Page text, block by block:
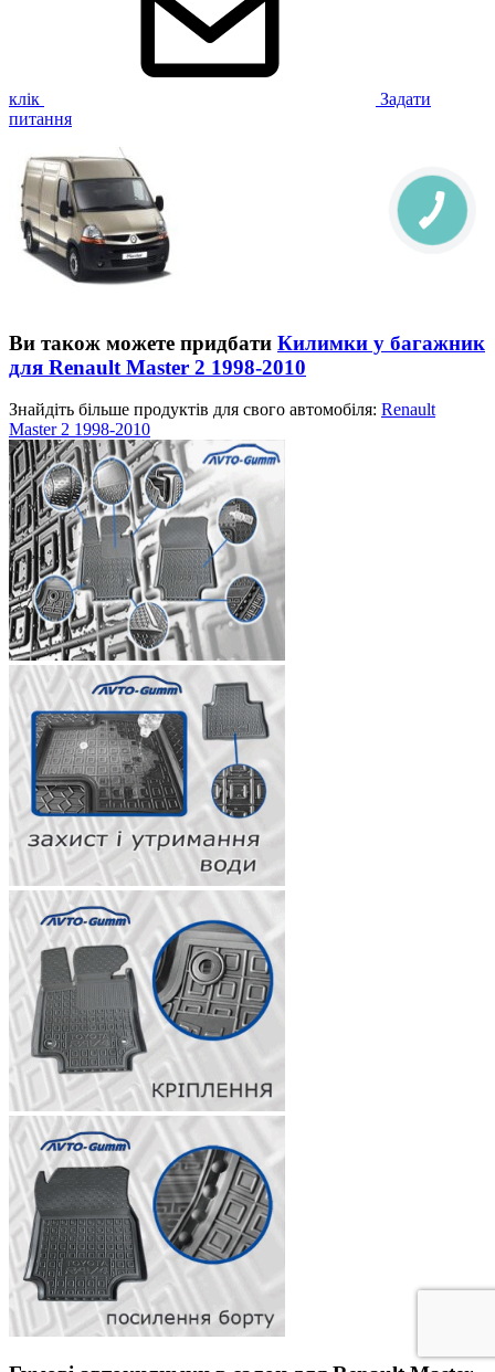
клік
Задати
питання
Ви також можете придбати Килимки у багажник
для Renault Master 2 1998-2010
Знайдіть більше продуктів для свого автомобіля: Renault
Master 2 1998-2010